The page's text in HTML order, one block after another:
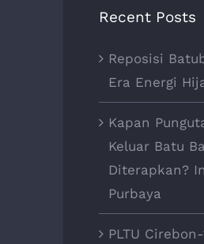
Recent Posts
Reposisi
Era Energi
Kapan
Keluar Batu
Diterapkan?
Purbaya
PLTU